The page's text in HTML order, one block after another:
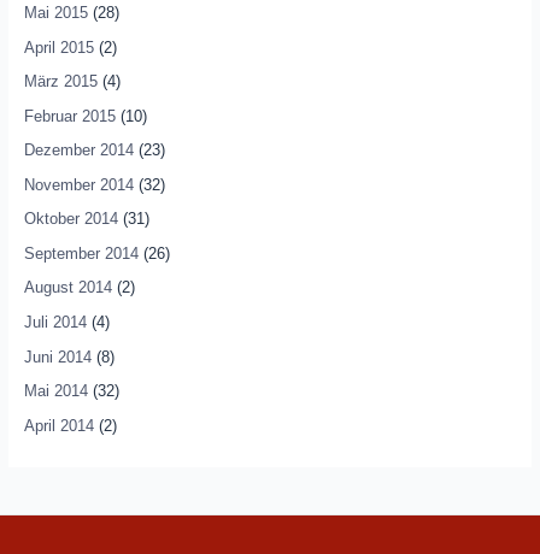
Mai 2015(28)
April 2015(2)
März 2015(4)
Februar 2015(10)
Dezember 2014(23)
November 2014(32)
Oktober 2014(31)
September 2014(26)
August 2014(2)
Juli 2014(4)
Juni 2014(8)
Mai 2014(32)
April 2014(2)